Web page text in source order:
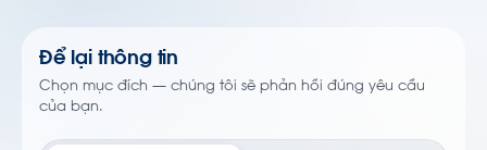
Để lại thông tin
Chọn mục đích — chúng tôi sẽ phản hồi đúng yêu cầu
của bạn.